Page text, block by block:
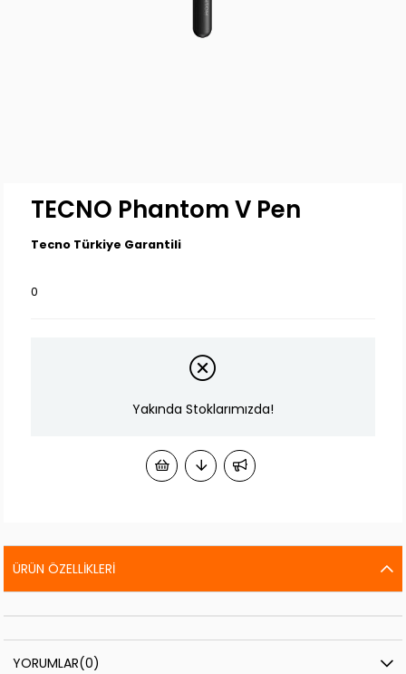
TECNO Phantom V Pen
Tecno Türkiye Garantili
0
Yakında Stoklarımızda!
ÜRÜN ÖZELLIKLERI
YORUMLAR(0)